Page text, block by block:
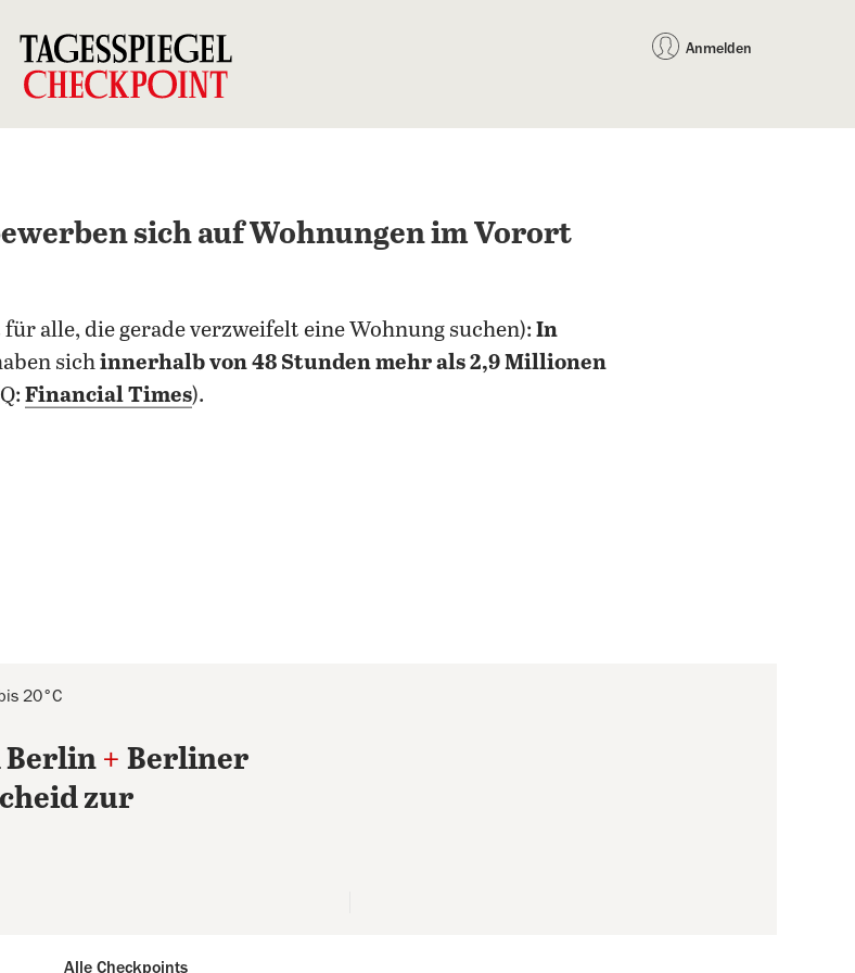
Anmelden
sich auf Wohnungen im Vorort
alle, die gerade verzweifelt eine Wohnung suchen):In
sichinnerhalb von 48 Stundenmehr als 2,9 Millionen
Financial Times).
20°C
Berlin + Berliner
zur
Alle Checkpoints